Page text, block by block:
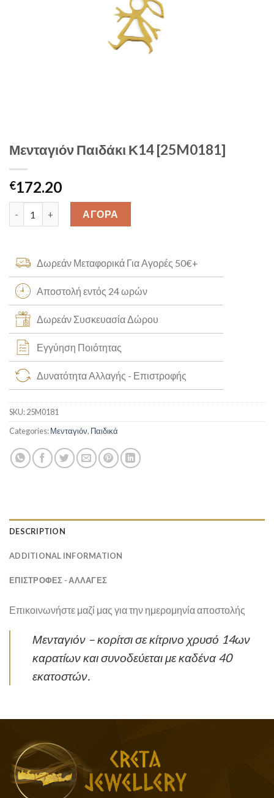
Μενταγιόν Παιδάκι Κ14 [25M0181]
€172.20
Μενταγιόν Παιδάκι Κ14 [25M0181] quantity
ΑΓΟΡΑ
Δωρεάν Μεταφορικά Για Αγορές 50€+
Αποστολή εντός 24 ωρών
Δωρεάν Συσκευασία Δώρου
Εγγύηση Ποιότητας
Δυνατότητα Αλλαγής - Επιστροφής
SKU:25M0181
Categories:Μενταγιόν, Παιδικά
DESCRIPTION
ADDITIONAL INFORMATION
ΕΠΙΣΤΡΟΦΕΣ - ΑΛΛΑΓΕΣ
Επικοινωνήστε μαζί μας για την ημερομηνία αποστολής
Μενταγιόν – κορίτσι σε κίτρινο χρυσό 14ων
καρατίων και συνοδεύεται με καδένα 40
εκατοστών.